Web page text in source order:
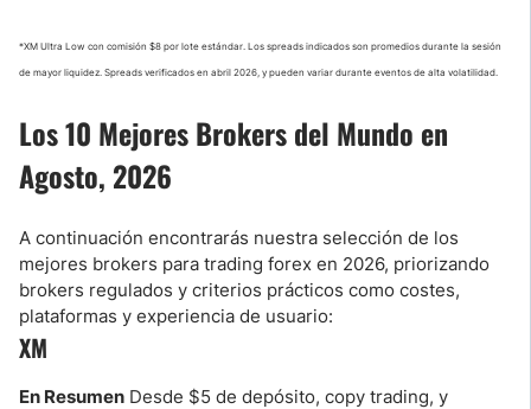
*XM Ultra Low con comisión $8 por lote estándar. Los spreads indicados son promedios durante la sesión
de mayor liquidez. Spreads verificados en abril 2026, y pueden variar durante eventos de alta volatilidad.
Los 10 Mejores Brokers del Mundo en
Agosto, 2026
A continuación encontrarás nuestra selección de los
mejores brokers para trading forex en 2026, priorizando
brokers regulados y criterios prácticos como costes,
plataformas y experiencia de usuario:
XM
En Resumen Desde $5 de depósito, copy trading, y